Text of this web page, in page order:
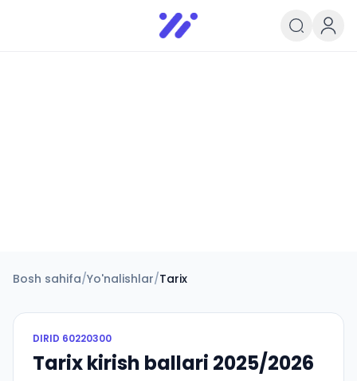
Infoedu
Ta&#039;lim xabarlari va
Bosh sahifa/Yo'nalishlar/Tarix
DIRID 60220300
Tarix kirish ballari 2025/2026